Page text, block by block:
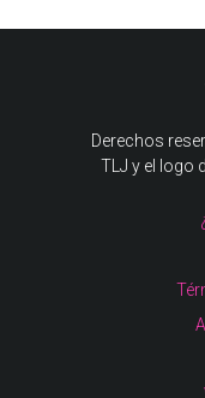
Derechos
TLJ y el logo